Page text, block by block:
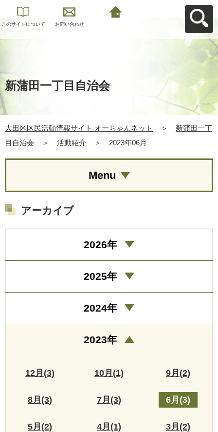
このサイトについて お問い合わせ
新蒲田一丁目自治会
大田区区民活動情報サイト オーちゃんネット ＞
新蒲田一丁
目自治会
＞ 活動紹介 ＞ 2023年06月
Menu
アーカイブ
2026年
2025年
2024年
2023年
12月(3) 10月(1) 9月(2)
8月(3) 7月(3) 6月(3)
5月(2) 4月(1) 3月(2)